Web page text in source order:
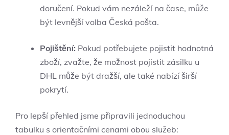
doručení. Pokud vám nezáleží na čase, může
být levnější volba Česká pošta.
Pojištění: Pokud potřebujete pojistit hodnotná
zboží, zvažte, že možnost pojistit zásilku u
DHL může být dražší, ale také nabízí širší
pokrytí.
Pro lepší přehled jsme připravili jednoduchou
tabulku s orientačními cenami obou služeb: